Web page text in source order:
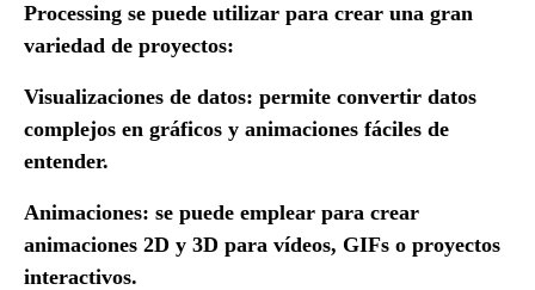
Processing se puede utilizar para crear una gran
variedad de proyectos:
Visualizaciones de datos: permite convertir datos
complejos en gráficos y animaciones fáciles de
entender.
Animaciones: se puede emplear para crear
animaciones 2D y 3D para vídeos, GIFs o proyectos
interactivos.